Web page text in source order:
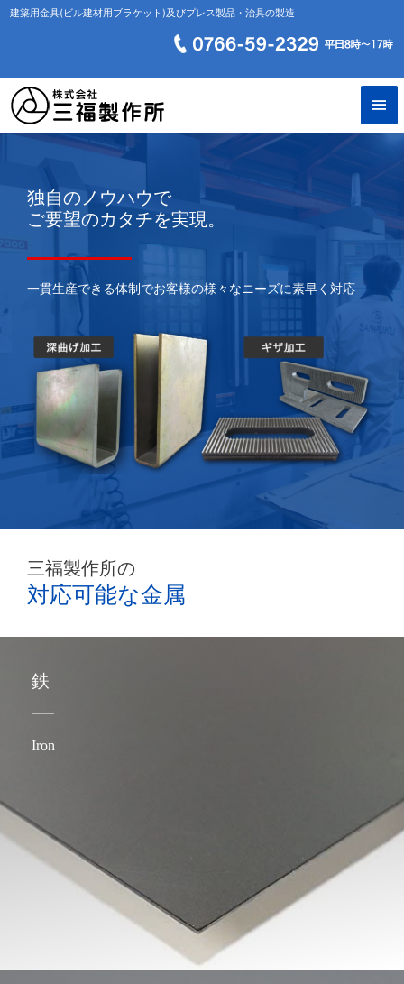
建築用金具(ビル建材用ブラケット)及びプレス製品・治具の製造
独自のノウハウで
ご要望のカタチを実現。
一貫生産できる体制でお客様の様々なニーズに素早く対応
三福製作所の
対応可能な金属
鉄
Iron